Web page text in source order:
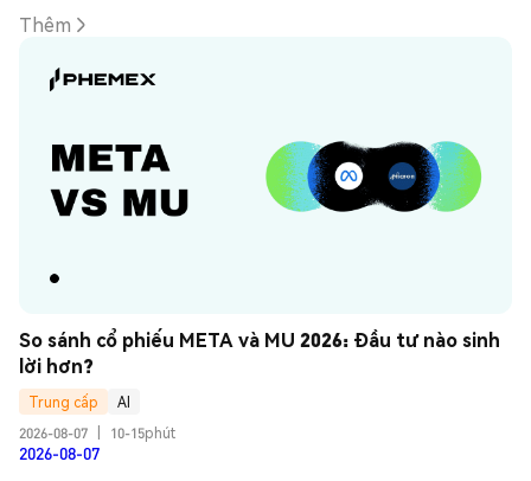
Thêm
So sánh cổ phiếu META và MU 2026: Đầu tư nào sinh
lời hơn?
Trung cấp
AI
2026-08-07
10-15phút
2026-08-07